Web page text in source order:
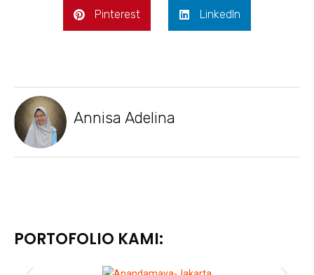
Pinterest LinkedIn
Annisa Adelina
PORTOFOLIO KAMI: